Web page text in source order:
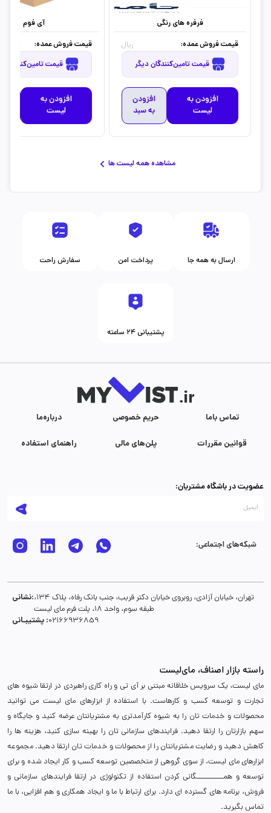
فرفره های رنگی
قیمت فروش عمده:
ریال
قیمت تامین‌کنندگان دیگر
افزودن به
لیست
افزودن
به سبد
آی فوم
قیمت فروش عمده:
قیمت تامین‌کنندگان دیگر
افزودن به
لیست
مشاهده همه لیست ها
سفارش راحت پرداخت امن ارسال به همه جا
پشتیبانی ۲۴ ساعته
درباره‌ما حریم خصوصی تماس با‌ما
راهنمای استفاده پلن‌های مالی قوانین مقررات
عضویت در باشگاه مشتریان:
شبکه‌های اجتماعی:
نشانی:تهران، خیابان آزادی، روبروی خیابان دکتر قریب، جنب بانک رفاه، پلاک 134،
طبقه سوم، واحد 18، پلت فرم مای لیست
پشتیبـانی :02166936859
راسته بازار اصناف، مای‌لیست
مای لیست، یک سرویس خلاقانه مبتنی بر آی تی و راه کاری راهبردی در ارتقا شیوه های
تجارت و توسعه کسب و کارهاست. با استفاده از ابزارهای مای لیست می توانید
محصولات و خدمات تان را به شیوه کارآمدتری به مشتریانتان عرضه کنید و جایگاه و
سهم بازارتان را ارتقا دهید. فرایندهای سازمانی تان را بهینه سازی کنید، هزینه ها را
کاهش دهید و رضایت مشتریانتان را از محصولات و خدمات تان ارتقا دهید. مجموعه
ابزارهای مای لیست، از سوی گروهی از متخصصین توسعه کسب و کار ایجاد شده و برای
توسعه و همـــــــــــگانی کردن استفاده از تکنولوژی در ارتقا فرایندهای سازمانی و
فروش، برنامه های گسترده ای دارد. برای ارتباط با ما و ایجاد همکاری و هم افزایی، با ما
تماس بگیرید.